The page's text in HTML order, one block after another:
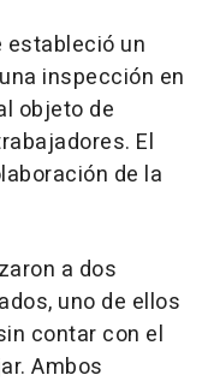
estableció un
inspección en
objeto de
El
de la
a dos
uno de ellos
contar con el
Ambos